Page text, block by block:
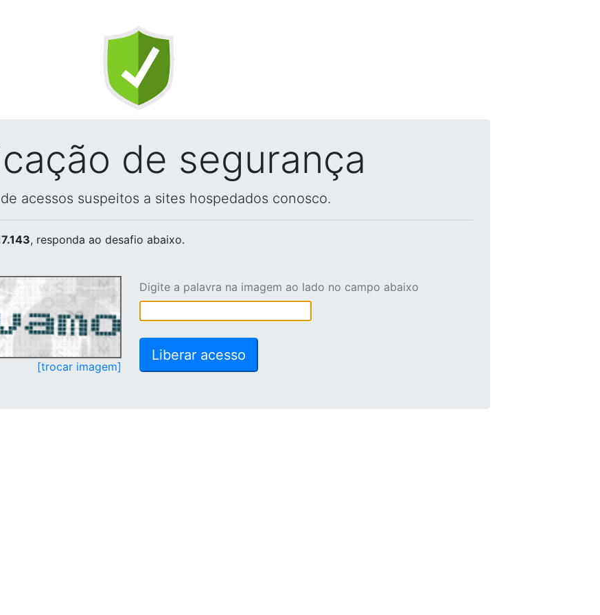
de segurança
acessos suspeitos a sites hospedados conosco.
, responda ao desafio abaixo.
[trocar imagem]
Digite a palavra na imagem ao lado no campo abaixo